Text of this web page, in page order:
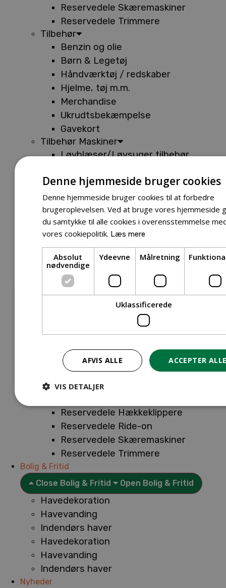
Reservedele Skæremaskiner
Reservedele Trimmere
Tilbehør
Benzin og olie
Børn & Legetøj
Håndværktøj / redskaber
Hjelme, tøj m.m.
Merchandise
Ukrudtsbekæmpelse
Gavekort
Tilbehør Maskiner
Løvblæser/Løvsuger tilbehør
Tilbehør Buskryddere og Trimmere
Tilbehør Entreprenørudstyr
Tilbehør Havetraktor
Tilbehør Hækkeklippere
Tilbehør Motorsav
Tilbehør Kæder
Tilbehør Sværd
Tilbehør Rengøringsmaskiner
Tilbehør Robotplæneklipper
Tilbehør Walk Behind
Reservedele Løvblæsere
Reservedele Motorsave
Reservedele Plæneklippere
Reservedele Hækkeklippere
Reservedele Ride-on
Reservedele Skæremaskiner
Reservedele Trimmere
Bolig & Fritid
Close Bolig & Fritid
Open Bolig & Fritid
Havedekoration
Havevanding
Indendørs haver
Havedekoration
Havevanding
Indendørs haver
Nyheder
Denne hjemmeside bruger cookies
Denne hjemmeside bruger cookies til at forbedre
brugeroplevelsen. Ved at bruge vores hjemmeside
du samtykke til alle cookies i overensstemmelse
vores cookiepolitik. Læs mere
Absolut
nødvendige
Ydeevne Målretning
Uklassificerede
ACCEPTER
AFVIS ALLE
VIS DETALJER